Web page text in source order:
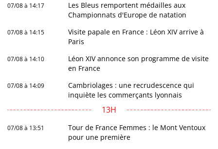
07/08 à 14:17
Les Bleus remportent médailles aux
Championnats d'Europe de natation
07/08 à 14:15
Visite papale en France : Léon XIV arrive à
Paris
07/08 à 14:10
Léon XIV annonce son programme de visite
en France
07/08 à 14:09
Cambriolages : une recrudescence qui
inquiète les commerçants lyonnais
13H
07/08 à 13:51
Tour de France Femmes : le Mont Ventoux
pour une première